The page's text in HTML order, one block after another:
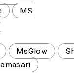
MS
MsGlow